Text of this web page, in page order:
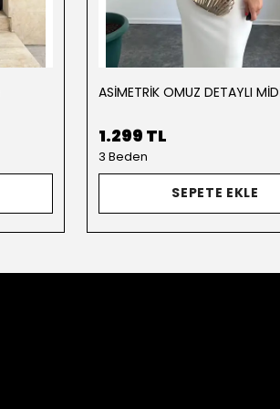
1.299 TL
3 Beden
SEPETE EKLE